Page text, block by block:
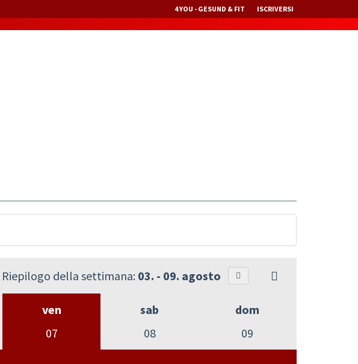
4 YOU - GESUND & FIT ISCRIVERSI
Riepilogo della settimana: 03. - 09. agosto
ven
07
sab
08
dom
09